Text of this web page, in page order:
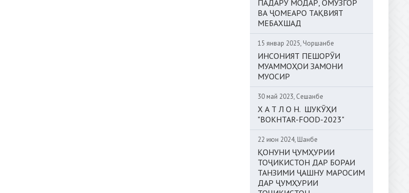
ПАДАРУ МОДАР, ОМӮЗГОР
ВА ҶОМЕАРО ТАҚВИЯТ
МЕБАХШАД
15 январ 2025, Чоршанбе
ИНСОНИЯТ ПЕШОРӮИ
МУАММОҲОИ ЗАМОНИ
МУОСИР
30 май 2023, Сешанбе
Х А Т Л О Н. ШУКӮҲИ
"BOKHTAR-FOOD-2023"
22 июн 2024, Шанбе
ҚОНУНИ ҶУМҲУРИИ
ТОҶИКИСТОН ДАР БОРАИ
ТАНЗИМИ ҶАШНУ МАРОСИМ
ДАР ҶУМҲУРИИ